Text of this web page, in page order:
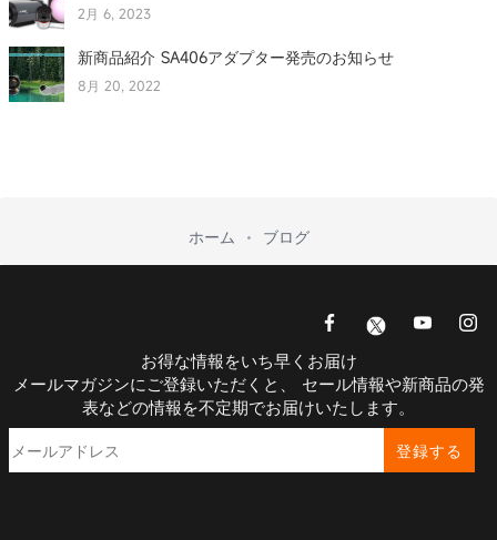
2月 6, 2023
新商品紹介 SA406アダプター発売のお知らせ
8月 20, 2022
ホーム ブログ
お得な情報をいち早くお届け
メールマガジンにご登録いただくと、 セール情報や新商品の発
表などの情報を不定期でお届けいたします。
登録する